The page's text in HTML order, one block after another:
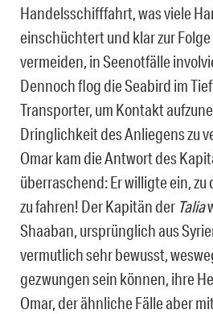
Handelsschifffahrt, was viele
einschüchtert und klar zur
vermeiden, in Seenotfälle
Dennoch flog die Seabird im
Transporter, um Kontakt
Dringlichkeit des Anliegens zu
Omar kam die Antwort des
überraschend: Er willigte ein,
zu fahren! Der Kapitän der Talia
Shaaban, ursprünglich aus
vermutlich sehr bewusst,
gezwungen sein können, ihre
Omar, der ähnliche Fälle aber